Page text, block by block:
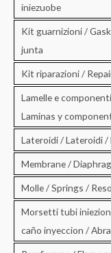
iniezuobe
Kit guarnizioni /
junta
Kit riparazioni /
Lamelle e
Laminas y
Lateroidi / Lateroidi
Membrane /
Molle / Springs /
Morsetti tubi
caño inyeccion /